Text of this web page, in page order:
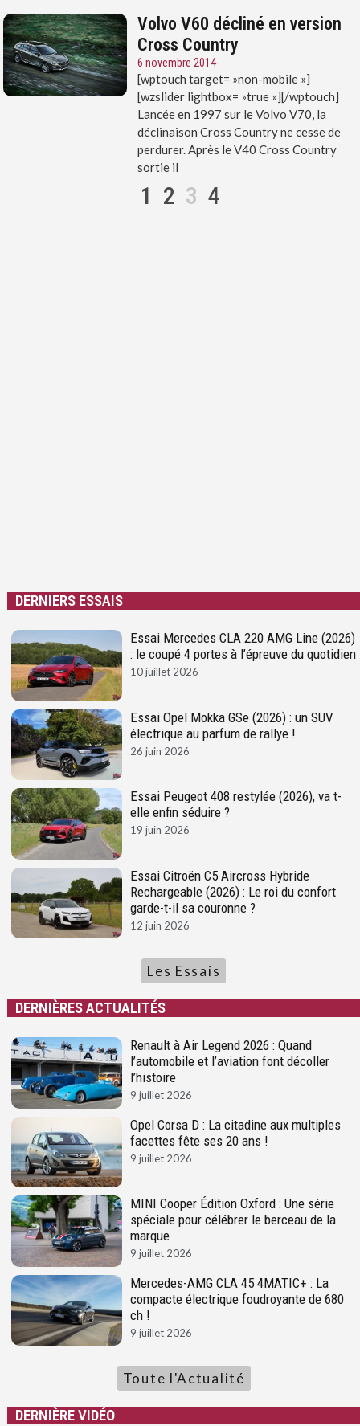
Volvo V60 décliné en version
Cross Country
6 novembre 2014
[wptouch target= »non-mobile »]
[wzslider lightbox= »true »][/wptouch]
Lancée en 1997 sur le Volvo V70, la
déclinaison Cross Country ne cesse de
perdurer. Après le V40 Cross Country
sortie il
1 2 3 4
DERNIERS ESSAIS
Essai Mercedes CLA 220 AMG Line (2026)
: le coupé 4 portes à l’épreuve du quotidien
10 juillet 2026
Essai Opel Mokka GSe (2026) : un SUV
électrique au parfum de rallye !
26 juin 2026
Essai Peugeot 408 restylée (2026), va t-
elle enfin séduire ?
19 juin 2026
Essai Citroën C5 Aircross Hybride
Rechargeable (2026) : Le roi du confort
garde-t-il sa couronne ?
12 juin 2026
Les Essais
DERNIÈRES ACTUALITÉS
Renault à Air Legend 2026 : Quand
l’automobile et l’aviation font décoller
l’histoire
9 juillet 2026
Opel Corsa D : La citadine aux multiples
facettes fête ses 20 ans !
9 juillet 2026
MINI Cooper Édition Oxford : Une série
spéciale pour célébrer le berceau de la
marque
9 juillet 2026
Mercedes-AMG CLA 45 4MATIC+ : La
compacte électrique foudroyante de 680
ch !
9 juillet 2026
Toute l'Actualité
DERNIÈRE VIDÉO